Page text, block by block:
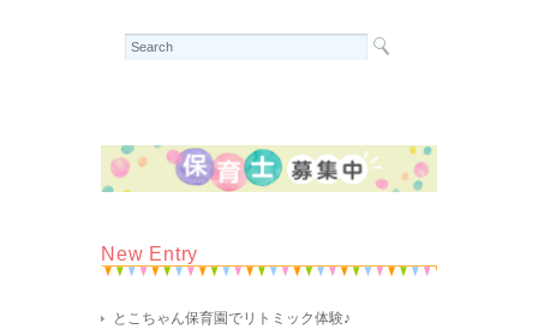
New Entry
とこちゃん保育園でリトミック体験♪